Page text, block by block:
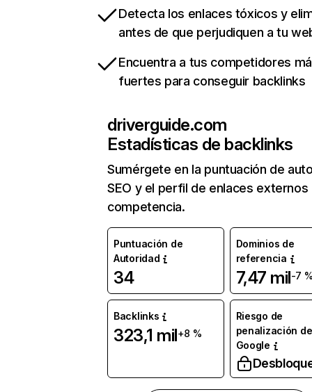
Detecta los enlaces tóxicos y
antes de que perjudiquen a tu
Encuentra a tus competidores
fuertes para conseguir backlinks
driverguide.com
Estadísticas de backlinks
Sumérgete en la puntuación de
SEO y el perfil de enlaces externos
competencia.
Puntuación de
Autoridad
34
Dominios de
referencia
7,47 mil-7
Backlinks
323,1 mil+8 %
Riesgo de
penalización de
Google